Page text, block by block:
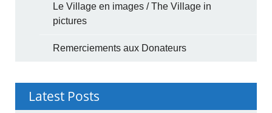
Le Village en images / The Village in
pictures
Remerciements aux Donateurs
Latest Posts